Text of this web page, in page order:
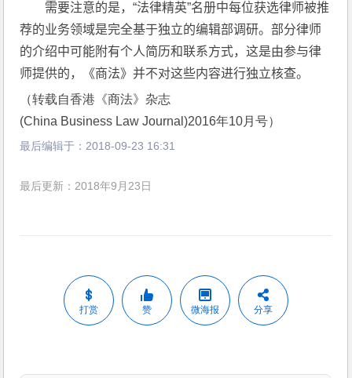
需要注意的是，“法律精英”名册中每位获选律师被推
荐的业务领域是完全基于独立的编辑部调研。部分律师
的介绍中可能附有个人简历和联系方式，这是由参与律
师提供的，《商法》并不对这些内容进行独立核查。
（转载自香港《商法》杂志
(China Business Law Journal)2016年10月号）
最后编辑于： 2018-09-23 16:31
最后更新：2018年9月23日
打赏 赞 微海报 分享